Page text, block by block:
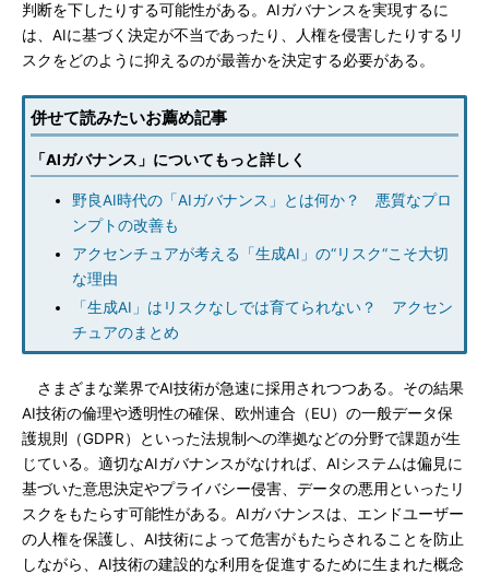
判断を下したりする可能性がある。AIガバナンスを実現するに
は、AIに基づく決定が不当であったり、人権を侵害したりするリ
スクをどのように抑えるのが最善かを決定する必要がある。
併せて読みたいお薦め記事
「AIガバナンス」についてもっと詳しく
野良AI時代の「AIガバナンス」とは何か？ 悪質なプロ
ンプトの改善も
アクセンチュアが考える「生成AI」の“リスク“こそ大切
な理由
「生成AI」はリスクなしでは育てられない？ アクセン
チュアのまとめ
さまざまな業界でAI技術が急速に採用されつつある。その結果
AI技術の倫理や透明性の確保、欧州連合（EU）の一般データ保
護規則（GDPR）といった法規制への準拠などの分野で課題が生
じている。適切なAIガバナンスがなければ、AIシステムは偏見に
基づいた意思決定やプライバシー侵害、データの悪用といったリ
スクをもたらす可能性がある。AIガバナンスは、エンドユーザー
の人権を保護し、AI技術によって危害がもたらされることを防止
しながら、AI技術の建設的な利用を促進するために生まれた概念